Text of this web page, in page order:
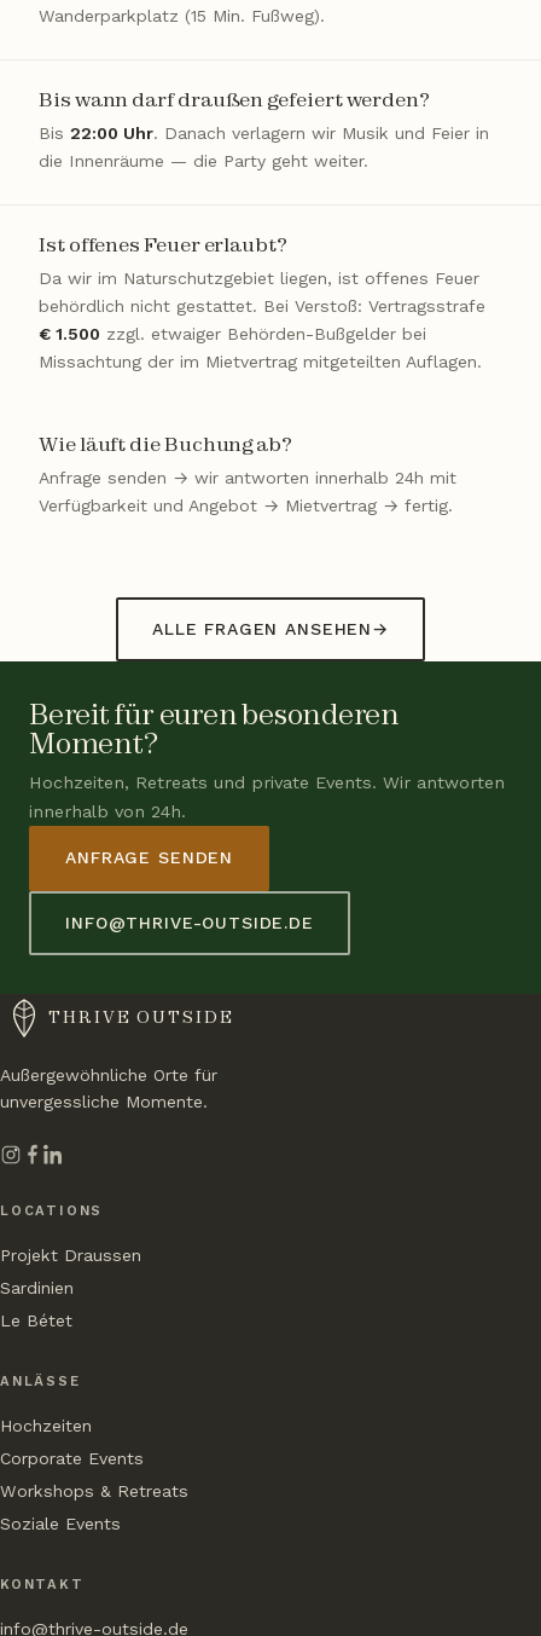
Wanderparkplatz (15 Min. Fußweg).
Bis wann darf draußen gefeiert werden?
Bis 22:00 Uhr. Danach verlagern wir Musik und Feier in
die Innenräume — die Party geht weiter.
Ist offenes Feuer erlaubt?
Da wir im Naturschutzgebiet liegen, ist offenes Feuer
behördlich nicht gestattet. Bei Verstoß: Vertragsstrafe
€ 1.500 zzgl. etwaiger Behörden-Bußgelder bei
Missachtung der im Mietvertrag mitgeteilten Auflagen.
Wie läuft die Buchung ab?
Anfrage senden → wir antworten innerhalb 24h mit
Verfügbarkeit und Angebot → Mietvertrag → fertig.
ALLE FRAGEN ANSEHEN→
Bereit für euren besonderen
Moment?
Hochzeiten, Retreats und private Events. Wir antworten
innerhalb von 24h.
ANFRAGE SENDEN
INFO@THRIVE-OUTSIDE.DE
THRIVE OUTSIDE
Außergewöhnliche Orte für
unvergessliche Momente.
LOCATIONS
Projekt Draussen
Sardinien
Le Bétet
ANLÄSSE
Hochzeiten
Corporate Events
Workshops & Retreats
Soziale Events
KONTAKT
info@thrive-outside.de